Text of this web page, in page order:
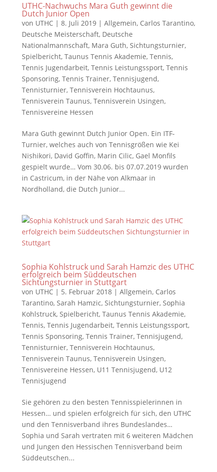
UTHC-Nachwuchs Mara Guth gewinnt die
Dutch Junior Open
von UTHC| 8. Juli 2019| Allgemein, Carlos Tarantino,
Deutsche Meisterschaft, Deutsche
Nationalmannschaft, Mara Guth, Sichtungsturnier,
Spielbericht, Taunus Tennis Akademie, Tennis,
Tennis Jugendarbeit, Tennis Leistungssport, Tennis
Sponsoring, Tennis Trainer, Tennisjugend,
Tennisturnier, Tennisverein Hochtaunus,
Tennisverein Taunus, Tennisverein Usingen,
Tennisvereine Hessen
Mara Guth gewinnt Dutch Junior Open. Ein ITF-
Turnier, welches auch von Tennisgrößen wie Kei
Nishikori, David Goffin, Marin Cilic, Gael Monfils
gespielt wurde… Vom 30.06. bis 07.07.2019 wurden
in Castricum, in der Nähe von Alkmaar in
Nordholland, die Dutch Junior...
Sophia Kohlstruck und Sarah Hamzic des UTHC
erfolgreich beim Süddeutschen
Sichtungsturnier in Stuttgart
von UTHC| 5. Februar 2018| Allgemein, Carlos
Tarantino, Sarah Hamzic, Sichtungsturnier, Sophia
Kohlstruck, Spielbericht, Taunus Tennis Akademie,
Tennis, Tennis Jugendarbeit, Tennis Leistungssport,
Tennis Sponsoring, Tennis Trainer, Tennisjugend,
Tennisturnier, Tennisverein Hochtaunus,
Tennisverein Taunus, Tennisverein Usingen,
Tennisvereine Hessen, U11 Tennisjugend, U12
Tennisjugend
Sie gehören zu den besten Tennisspielerinnen in
Hessen… und spielen erfolgreich für sich, den UTHC
und den Tennisverband ihres Bundeslandes…
Sophia und Sarah vertraten mit 6 weiteren Mädchen
und Jungen den Hessischen Tennisverband beim
Süddeutschen...